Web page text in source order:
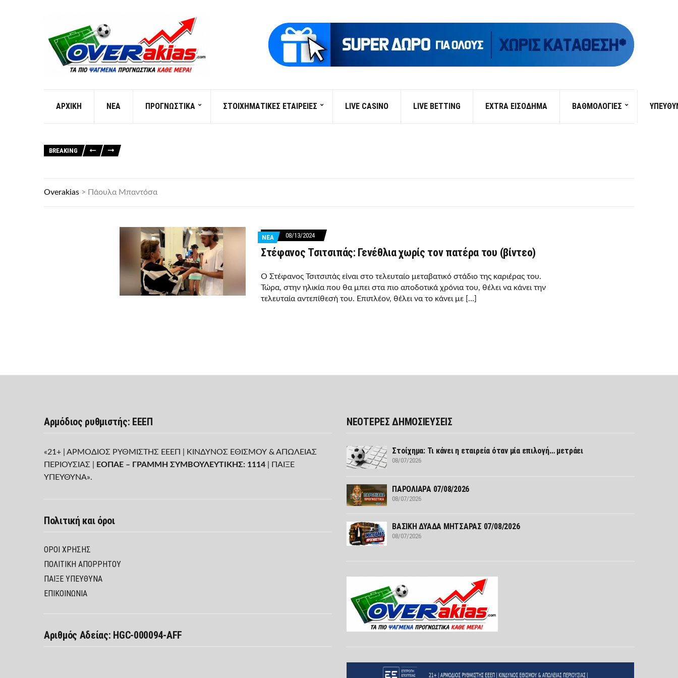
AΡXIKH ΝΕΑ ΠΡΟΓΝΩΣΤΙΚΑ ΣΤΟΙΧΗΜΑΤΙΚΕΣ ΕΤΑΙΡΕΙΕΣ LIVE CASINO LIVE BETTING EXTRA ΕΙΣΟΔΗΜΑ ΒΑΘΜΟΛΟΓΙΕΣ
BREAKING
Overakias > Πάουλα Μπαντόσα
ΝΕΑ 08/13/2024
Στέφανος Τσιτσιπάς: Γενέθλια χωρίς τον πατέρα του (βίντεο)
Ο Στέφανος Τσιτσιπάς είναι στο τελευταίο μεταβατικό στάδιο της καριέρας του.
Τώρα, στην ηλικία που θα μπει στα πιο αποδοτικά χρόνια του, θέλει να κάνει την
τελευταία αντεπίθεσή του. Επιπλέον, θέλει να το κάνει με […]
Αρμόδιος ρυθμιστής: ΕΕΕΠ
«21+ | ΑΡΜΟΔΙΟΣ ΡΥΘΜΙΣΤΗΣ ΕΕΕΠ | ΚΙΝΔΥΝΟΣ ΕΘΙΣΜΟΥ & ΑΠΩΛΕΙΑΣ
ΠΕΡΙΟΥΣΙΑΣ |
ΕΟΠΑΕ – ΓΡΑΜΜΗ ΣΥΜΒΟΥΛΕΥΤΙΚΗΣ: 1114 | ΠΑΙΞΕ
ΥΠΕΥΘΥΝΑ».
Πολιτική και όροι
ΌΡΟΙ ΧΡΉΣΗΣ
ΠΟΛΙΤΙΚΉ ΑΠΟΡΡΉΤΟΥ
ΠΑΊΞΕ ΥΠΕΎΘΥΝΑ
ΕΠΙΚΟΙΝΩΝΙΑ
Αριθμός Αδείας: HGC-000094-AFF
ΝΕΟΤΕΡΕΣ ΔΗΜΟΣΙΕΥΣΕΙΣ
Στοίχημα: Τι κάνει η εταιρεία όταν μία επιλογή… μετράει
08/07/2026
ΠΑΡΟΛΙΑΡΑ 07/08/2026
08/07/2026
ΒΑΣΙΚΗ ΔΥΑΔΑ ΜΗΤΣΑΡΑΣ 07/08/2026
08/07/2026